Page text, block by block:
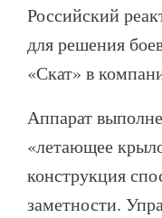
Российский
для решения
«Скат» в
Аппарат
«летающее
конструкция
заметности.